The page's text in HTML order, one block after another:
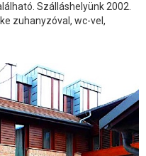
Szálláshelyünk 2002.
zuhanyzóval, wc-vel,